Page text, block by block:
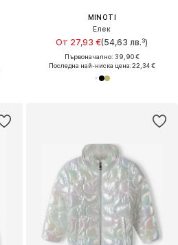
MINOTI
Елек
От 27,93 €(54,63 лв.³)
Първоначално: 39,90 €
Последна най-ниска цена:22,34 €